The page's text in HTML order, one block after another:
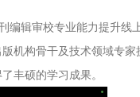
辑审校专业能力提升线
机构骨干及技术领域专家
丰硕的学习成果。